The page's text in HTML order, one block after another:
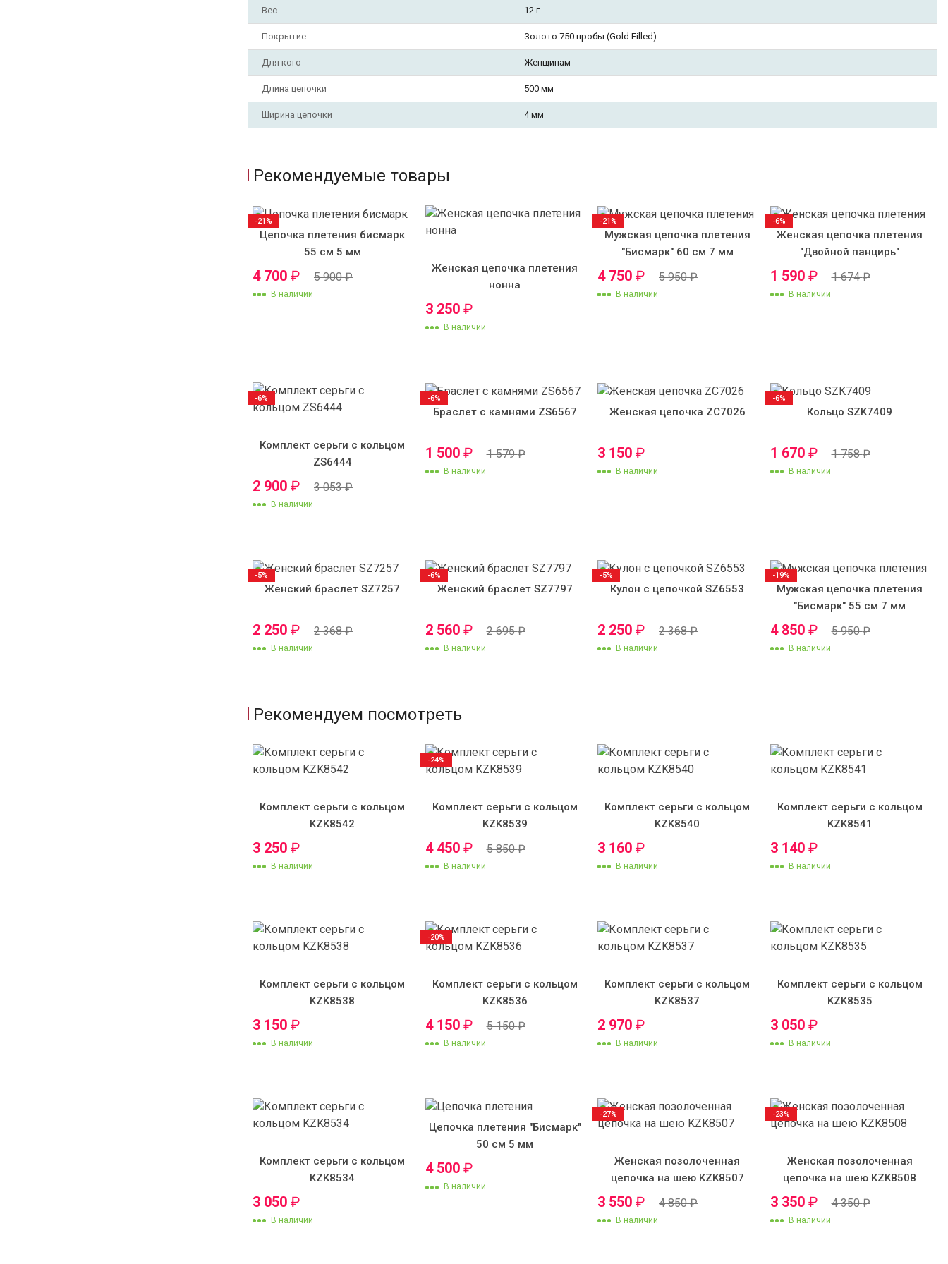
Вес 12 г
Покрытие Золото 750 пробы (Gold Filled)
Для кого Женщинам
Длина цепочки 500 мм
Ширина цепочки 4 мм
Рекомендуемые товары
Цепочка плетения бисмарк
55 см 5 мм
4 700 ₽ 5 900₽
В наличии
-21%
Женская цепочка плетения
нонна
3 250 ₽
В наличии
Мужская цепочка плетения
"Бисмарк" 60 см 7 мм
4 750 ₽ 5 950₽
В наличии
-21%
Женская цепочка плетения
"Двойной панцирь"
1 590 ₽ 1 674₽
В наличии
-6%
Комплект серьги с кольцом
ZS6444
2 900 ₽ 3 053₽
В наличии
-6%
Браслет с камнями ZS6567
1 500 ₽ 1 579₽
В наличии
-6%
Женская цепочка ZC7026
3 150 ₽
В наличии
Кольцо SZK7409
1 670 ₽ 1 758₽
В наличии
-6%
Женский браслет SZ7257
2 250 ₽ 2 368₽
В наличии
-5%
Женский браслет SZ7797
2 560 ₽ 2 695₽
В наличии
-6%
Кулон с цепочкой SZ6553
2 250 ₽ 2 368₽
В наличии
-5%
Мужская цепочка плетения
"Бисмарк" 55 см 7 мм
4 850 ₽ 5 950₽
В наличии
-19%
Рекомендуем посмотреть
Комплект серьги с кольцом
KZK8542
3 250 ₽
В наличии
Комплект серьги с кольцом
KZK8539
4 450 ₽ 5 850₽
В наличии
-24%
Комплект серьги с кольцом
KZK8540
3 160 ₽
В наличии
Комплект серьги с кольцом
KZK8541
3 140 ₽
В наличии
Комплект серьги с кольцом
KZK8538
3 150 ₽
В наличии
Комплект серьги с кольцом
KZK8536
4 150 ₽ 5 150₽
В наличии
-20%
Комплект серьги с кольцом
KZK8537
2 970 ₽
В наличии
Комплект серьги с кольцом
KZK8535
3 050 ₽
В наличии
Комплект серьги с кольцом
KZK8534
3 050 ₽
В наличии
Цепочка плетения "Бисмарк"
50 см 5 мм
4 500 ₽
В наличии
Женская позолоченная
цепочка на шею KZK8507
3 550 ₽ 4 850₽
В наличии
-27%
Женская позолоченная
цепочка на шею KZK8508
3 350 ₽ 4 350₽
В наличии
-23%